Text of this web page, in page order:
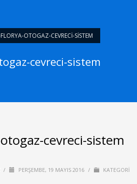
OTOGAZ-CEVRECI-SISTEM
cevreci-sistem
cevreci-sistem
/ PERŞEMBE, 19 MAYIS 2016 / KATEGORI